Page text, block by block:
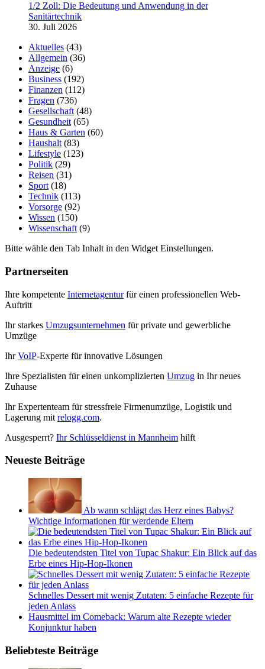
1/2 Zoll: Die Bedeutung und Anwendung in der
Sanitärtechnik
30. Juli 2026
Aktuelles (43)
Allgemein (36)
Anzeige (6)
Business (192)
Finanzen (112)
Fragen (736)
Gesellschaft (48)
Gesundheit (65)
Haus & Garten (60)
Haushalt (83)
Lifestyle (123)
Politik (29)
Reisen (31)
Sport (18)
Technik (113)
Vorsorge (92)
Wissen (150)
Wissenschaft (9)
Bitte wähle den Tab Inhalt in den Widget Einstellungen.
Partnerseiten
Ihre kompetente Internetagenturfür einen professionellen Web-
Auftritt
Ihr starkes Umzugsunternehmen für private und gewerbliche
Umzüge
IhrVoIP-Experte für innovative Lösungen
Ihre Spezialisten für einen unkomplizierten Umzug in Ihr neues
Zuhause
Ihr Expertenteam für stressfreie Firmenumzüge, Logistik und
Lagerung mit relogg.com.
Ausgesperrt? Ihr Schlüsseldienst in Mannheim hilft
Neueste Beiträge
Ab wann schlägt das Herz eines Babys?
Wichtige Informationen für werdende Eltern
Die bedeutendsten Titel von Tupac Shakur: Ein Blick auf das
Erbe eines Hip-Hop-Ikonen
Schnelles Dessert mit wenig Zutaten: 5 einfache Rezepte für
jeden Anlass
Hausmittel im Comeback: Warum alte Rezepte wieder
Konjunktur haben
Beliebteste Beiträge